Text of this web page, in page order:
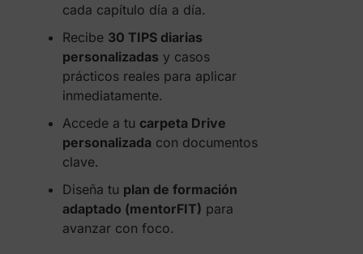
cada capítulo día a día.
Recibe 30 TIPS diarias
personalizadas y casos
prácticos reales para aplicar
inmediatamente.
Accede a tu carpeta Drive
personalizada con documentos
clave.
Diseña tu plan de formación
adaptado (mentorFIT) para
avanzar con foco.